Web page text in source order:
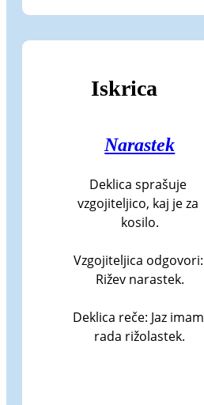
Iskrica
Narastek
Deklica sprašuje
vzgojiteljico, kaj je za
kosilo.
Vzgojiteljica odgovori:
Rižev narastek.
Deklica reče: Jaz imam
rada rižolastek.